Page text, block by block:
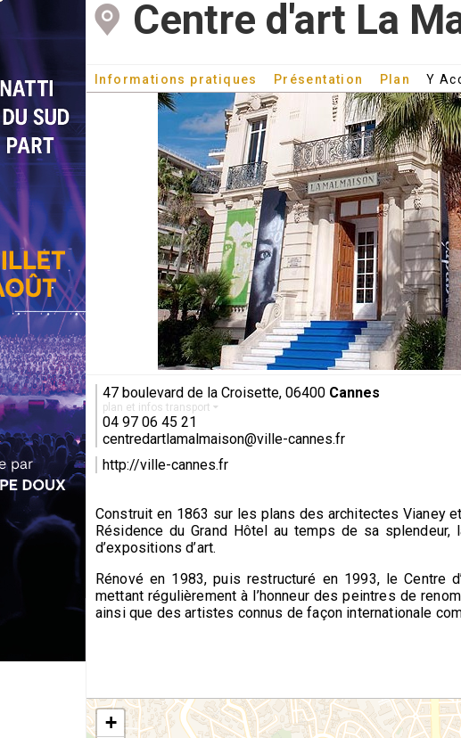
Centre d'art La
Informations pratiques Présentation Plan Y
47 boulevard de la Croisette, 06400 Cannes
plan et infos transport
04 97 06 45 21
centredartlamalmaison@ville-cannes.fr
http://ville-cannes.fr
Construit en 1863 sur les plans des architectes Vianey
Résidence du Grand Hôtel au temps de sa
d’expositions d’art.
Rénové en 1983, puis restructuré en 1993, le Centre
mettant régulièrement à l’honneur des peintres de
ainsi que des artistes connus de façon internationale
+